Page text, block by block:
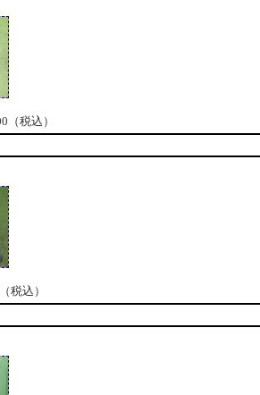
（税込）
税込）